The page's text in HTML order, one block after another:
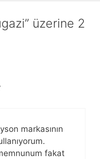
üzerine 2
markasının
fakat